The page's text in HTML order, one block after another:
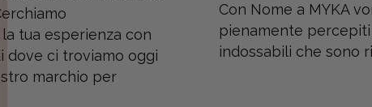
tua esperienza con
dove ci troviamo oggi
marchio per
Con Nome a MYKA
pienamente
indossabili che sono